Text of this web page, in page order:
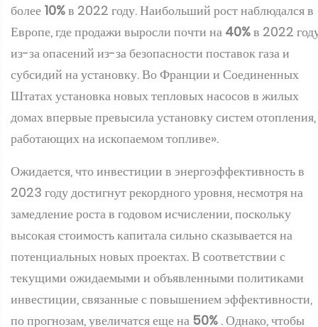
более 10%в 2022 году. Наибольший рост наблюдался в
Европе, где продажи выросли почти на 40%в 2022
из-за опасений из-за безопасности поставок газа и
субсидий на установку. Во Франции и Соединенных
Штатах установка новых тепловых насосов в жилых
домах впервые превысила установку систем отопления,
работающих на ископаемом топливе».
Ожидается, что инвестиции в энергоэффективность в
2023 году достигнут рекордного уровня, несмотря на
замедление роста в годовом исчислении, поскольку
высокая стоимость капитала сильно сказывается на
потенциальных новых проектах. В соответствии с
текущими ожидаемыми и объявленными политиками
инвестиции, связанные с повышением эффективности,
по прогнозам, увеличатся еще на 50% . Однако, чтобы